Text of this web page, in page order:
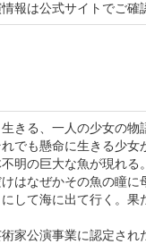
報は公式サイトでご確
きる、一人の少女の物
でも懸命に生きる少女
明の巨大な魚が現れる
はなぜかその魚の瞳に
して海に出て行く。果
家公演事業に認定され